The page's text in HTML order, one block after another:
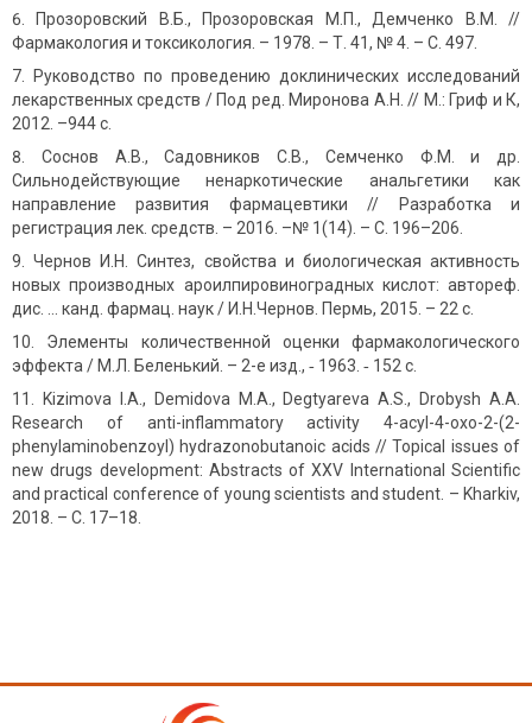
Прозоровский В.Б., Прозоровская М.П., Демченко В.М. //
Фармакология и токсикология. – 1978. – Т. 41, № 4. – С. 497.
Руководство по проведению доклинических исследований
лекарственных средств / Под ред. Миронова А.Н. // М.: Гриф и К,
2012. –944 с.
Соснов А.В., Садовников С.В., Семченко Ф.М. и др.
Сильнодействующие ненаркотические анальгетики как
направление развития фармацевтики // Разработка и
регистрация лек. средств. – 2016. –№ 1(14). – С. 196–206.
Чернов И.Н. Синтез, свойства и биологическая активность
новых производных ароилпировиноградных кислот: автореф.
дис. … канд. фармац. наук / И.Н.Чернов. Пермь, 2015. – 22 с.
Элементы количественной оценки фармакологического
эффекта / М.Л. Беленький. – 2-е изд., ‑ 1963. ‑ 152 с.
Kizimova I.A., Demidova M.A., Degtyareva A.S., Drobysh A.A.
Research of anti-inflammatory activity 4-acyl-4-oxo-2-(2-
phenylaminobenzoyl) hydrazonobutanoic acids // Topical issues of
new drugs development: Abstracts оf XXV International Scientific
аnd рractical сonference оf young scientists аnd student. – Kharkiv,
2018. – С. 17–18.